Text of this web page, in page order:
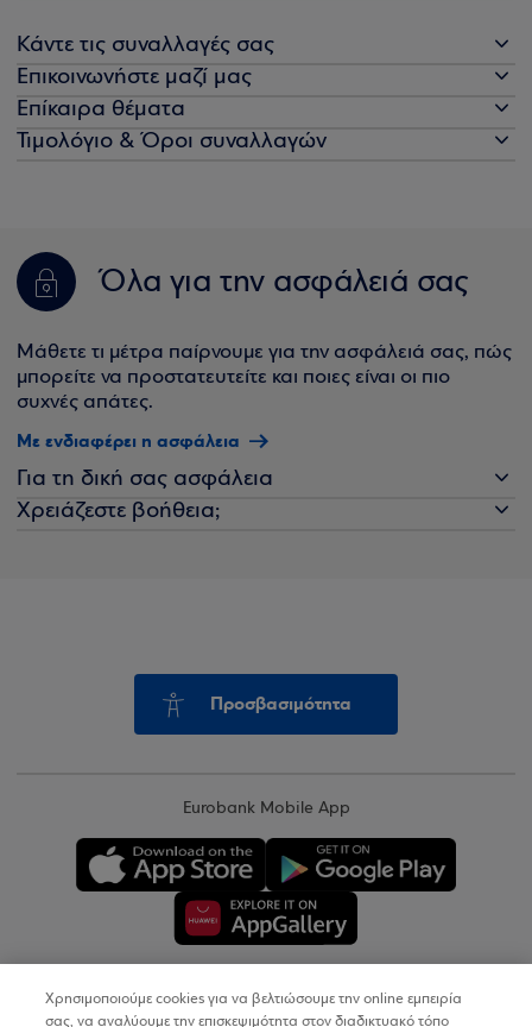
Κάντε τις συναλλαγές σας
Επικοινωνήστε μαζί μας
Επίκαιρα θέματα
Τιμολόγιο & Όροι συναλλαγών
Όλα για την ασφάλειά σας
Μάθετε τι μέτρα παίρνουμε για την ασφάλειά σας, πώς
μπορείτε να προστατευτείτε και ποιες είναι οι πιο
συχνές απάτες.
Με ενδιαφέρει η ασφάλεια
Για τη δική σας ασφάλεια
Χρειάζεστε βοήθεια;
Προσβασιμότητα
Eurobank Mobile App
Copyright © 2026
Χρησιμοποιούμε cookies για να βελτιώσουμε την online εμπειρία
σας, να αναλύουμε την επισκεψιμότητα στον διαδικτυακό τόπο